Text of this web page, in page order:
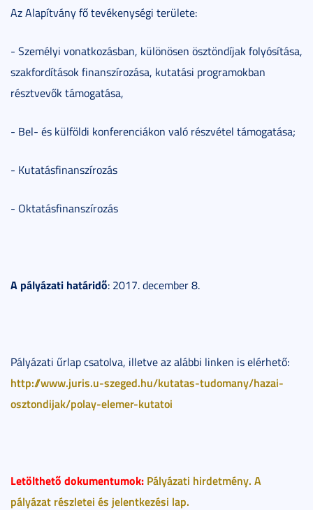
Az Alapítvány fő tevékenységi területe:
- Személyi vonatkozásban, különösen ösztöndíjak folyósítása,
szakfordítások finanszírozása, kutatási programokban
résztvevők támogatása,
- Bel- és külföldi konferenciákon való részvétel támogatása;
- Kutatásfinanszírozás
- Oktatásfinanszírozás
A pályázati határidő: 2017. december 8.
Pályázati űrlap csatolva, illetve az alábbi linken is elérhető:
http://www.juris.u-szeged.hu/kutatas-tudomany/hazai-
osztondijak/polay-elemer-kutatoi
Letölthető dokumentumok: Pályázati hirdetmény. A
pályázat részletei és jelentkezési lap.